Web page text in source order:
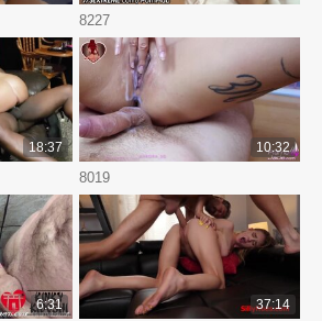
8227
18:37
8019
10:32
6:31 37:14